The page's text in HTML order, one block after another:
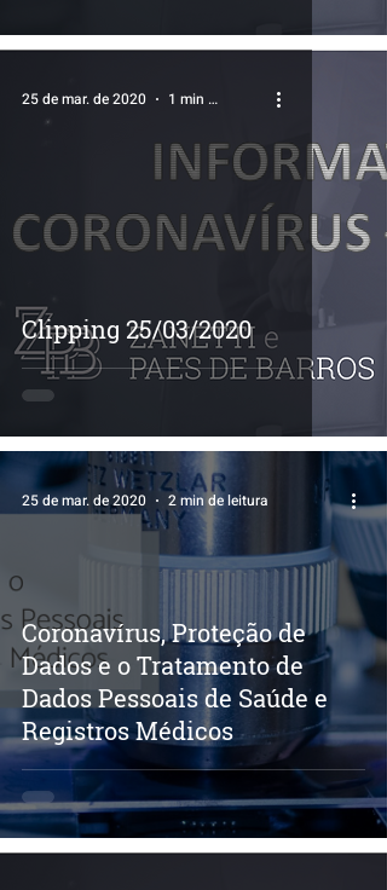
Clipping 25/03/2020
25 de mar. de 2020 1 min de leitura
Coronavírus, Proteção de
Dados e o Tratamento de
Dados Pessoais de Saúde e
Registros Médicos
25 de mar. de 2020 2 min de leitura